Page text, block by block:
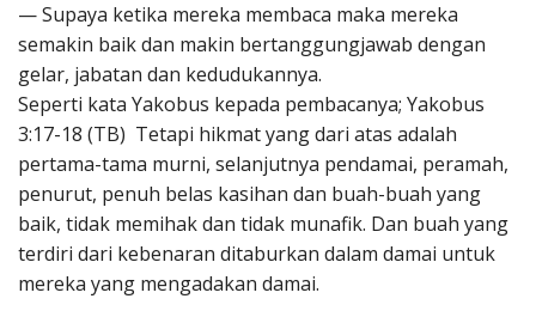
— Supaya ketika mereka membaca maka mereka
semakin baik dan makin bertanggungjawab dengan
gelar, jabatan dan kedudukannya.
Seperti kata Yakobus kepada pembacanya; Yakobus
3:17-18 (TB) Tetapi hikmat yang dari atas adalah
pertama-tama murni, selanjutnya pendamai, peramah,
penurut, penuh belas kasihan dan buah-buah yang
baik, tidak memihak dan tidak munafik. Dan buah yang
terdiri dari kebenaran ditaburkan dalam damai untuk
mereka yang mengadakan damai.